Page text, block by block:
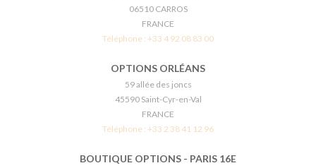
06510 CARROS
FRANCE
Téléphone : +33 4 92 08 83 00
OPTIONS ORLÉANS
59 allée des joncs
45590 Saint-Cyr-en-Val
FRANCE
Téléphone : +33 2 38 41 12 96
BOUTIQUE OPTIONS - PARIS 16E